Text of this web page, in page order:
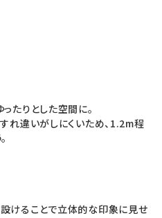
たりとした空間に。
れ違いがしにくいため、1.2m程
けることで立体的な印象に見せ